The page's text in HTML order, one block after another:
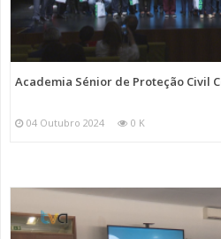
Academia Sénior de Proteção Civil
04 Outubro 2024 0 K